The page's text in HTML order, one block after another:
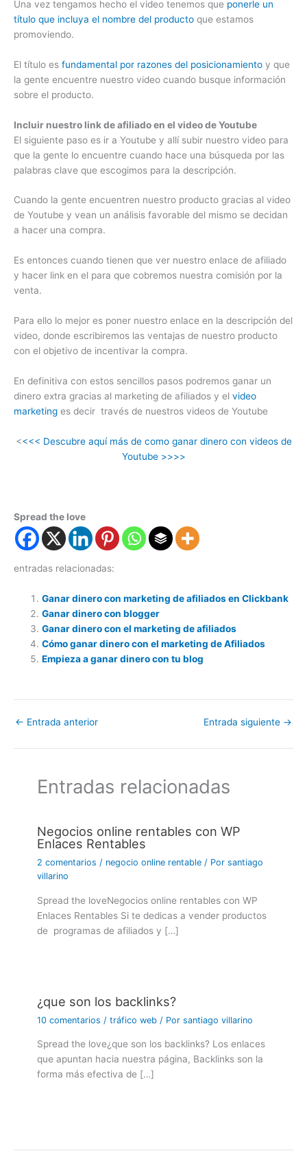
Una vez tengamos hecho el video tenemos que ponerle un
título que incluya el nombre del producto que estamos
promoviendo.
El título es fundamental por razones del posicionamiento y que
la gente encuentre nuestro video cuando busque información
sobre el producto.
Incluir nuestro link de afiliado en el video de Youtube
El siguiente paso es ir a Youtube y allí subir nuestro video para
que la gente lo encuentre cuando hace una búsqueda por las
palabras clave que escogimos para la descripción.
Cuando la gente encuentren nuestro producto gracias al video
de Youtube y vean un análisis favorable del mismo se decidan
a hacer una compra.
Es entonces cuando tienen que ver nuestro enlace de afiliado
y hacer link en el para que cobremos nuestra comisión por la
venta.
Para ello lo mejor es poner nuestro enlace en la descripción del
video, donde escribiremos las ventajas de nuestro producto
con el objetivo de incentivar la compra.
En definitiva con estos sencillos pasos podremos ganar un
dinero extra gracias al marketing de afiliados y el video
marketing es decir través de nuestros videos de Youtube
<<<< Descubre aquí más de como ganar dinero con videos de
Youtube >>>>
Spread the love
entradas relacionadas:
Ganar dinero con marketing de afiliados en Clickbank
Ganar dinero con blogger
Ganar dinero con el marketing de afiliados
Cómo ganar dinero con el marketing de Afiliados
Empieza a ganar dinero con tu blog
← Entrada anterior Entrada siguiente →
Entradas relacionadas
Negocios online rentables con WP
Enlaces Rentables
2 comentarios / negocio online rentable / Porsantiago
villarino
Spread the loveNegocios online rentables con WP
Enlaces Rentables Si te dedicas a vender productos
de programas de afiliados y […]
¿que son los backlinks?
10 comentarios /tráfico web / Porsantiago villarino
Spread the love¿que son los backlinks? Los enlaces
que apuntan hacia nuestra página, Backlinks son la
forma más efectiva de […]